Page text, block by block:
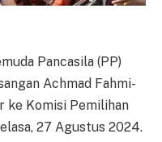
Pancasila (PP)
Achmad Fahmi-
ke Komisi Pemilihan
27 Agustus 2024.